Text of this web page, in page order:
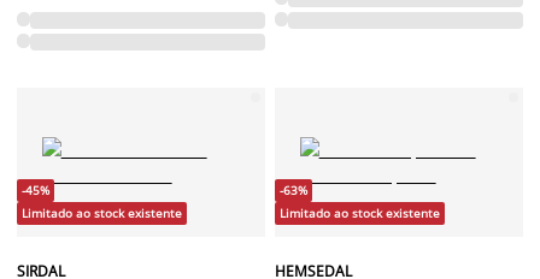
-45%
Limitado ao stock existente
SIRDAL
-63%
Limitado ao stock existente
HEMSEDAL